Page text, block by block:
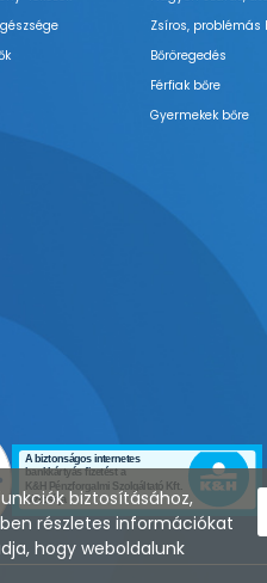
Zsíros, problémás
Bőröregedés
Férfiak bőre
Gyermekek bőre
biztosításához,
részletes információkat
hogy weboldalunk